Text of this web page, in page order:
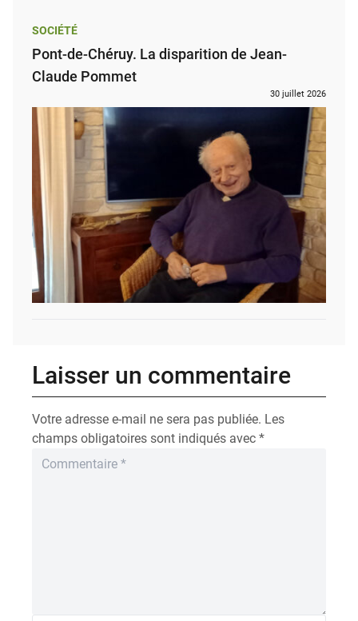
SOCIÉTÉ
Pont-de-Chéruy. La disparition de Jean-
Claude Pommet
30 juillet 2026
Laisser un commentaire
Votre adresse e-mail ne sera pas publiée. Les
champs obligatoires sont indiqués avec *